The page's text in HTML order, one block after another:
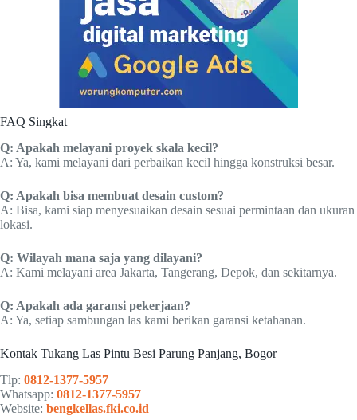
FAQ Singkat
Q: Apakah melayani proyek skala kecil?
A: Ya, kami melayani dari perbaikan kecil hingga konstruksi besar.
Q: Apakah bisa membuat desain custom?
A: Bisa, kami siap menyesuaikan desain sesuai permintaan dan ukuran
lokasi.
Q: Wilayah mana saja yang dilayani?
A: Kami melayani area Jakarta, Tangerang, Depok, dan sekitarnya.
Q: Apakah ada garansi pekerjaan?
A: Ya, setiap sambungan las kami berikan garansi ketahanan.
Kontak Tukang Las Pintu Besi Parung Panjang, Bogor
Tlp: 0812-1377-5957
Whatsapp: 0812-1377-5957
Website: bengkellas.fki.co.id